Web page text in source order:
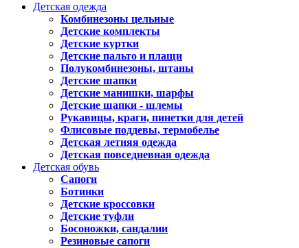
Детская одежда
Комбинезоны цельные
Детские комплекты
Детские куртки
Детские пальто и плащи
Полукомбинезоны, штаны
Детские шапки
Детские манишки, шарфы
Детские шапки - шлемы
Рукавицы, краги, пинетки для детей
Флисовые поддевы, термобелье
Детская летняя одежда
Детская повседневная одежда
Детская обувь
Сапоги
Ботинки
Детские кроссовки
Детские туфли
Босоножки, сандалии
Резиновые сапоги